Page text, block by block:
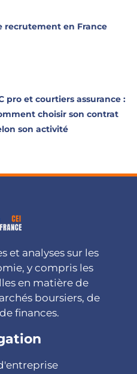
recrutement en France
pro et courtiers assurance :
choisir son contrat
son activité
et analyses sur les
y compris les
en matière de
boursiers, de
finances.